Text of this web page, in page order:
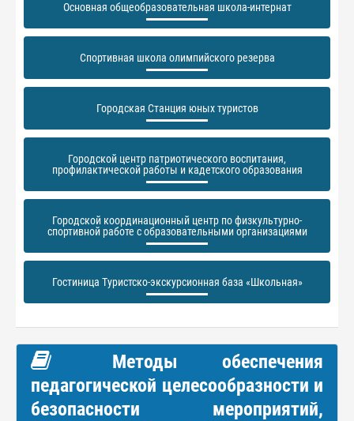
Основная общеобразовательная школа-интернат
Спортивная школа олимпийского резерва
Городская Станция юных туристов
Городской центр патриотического воспитания,
профилактической работы и кадетского образования
Городской координационный центр по физкультурно-
спортивной работе с образовательными организациями
Гостиница Туристско-экскурсионная база «Школьная»
Методы обеспечения
педагогической целесообразности и
безопасности мероприятий,